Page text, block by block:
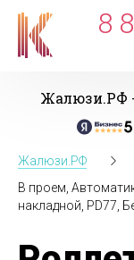
8
Жалюзи.РФ
Жалюзи.РФ
В проем,
накладной, PD77,